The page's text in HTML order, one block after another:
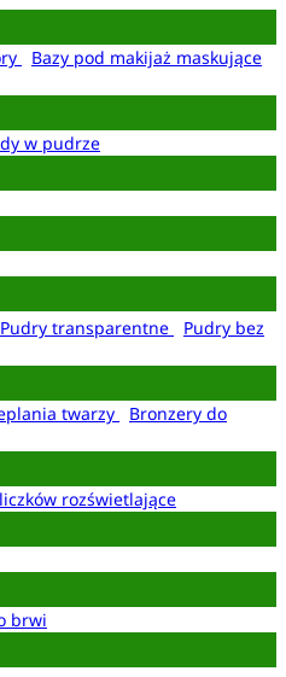
Bazy pod makijaż maskujące
w pudrze
Pudry transparentne
Pudry bez
twarzy
Bronzery do
rozświetlające
brwi